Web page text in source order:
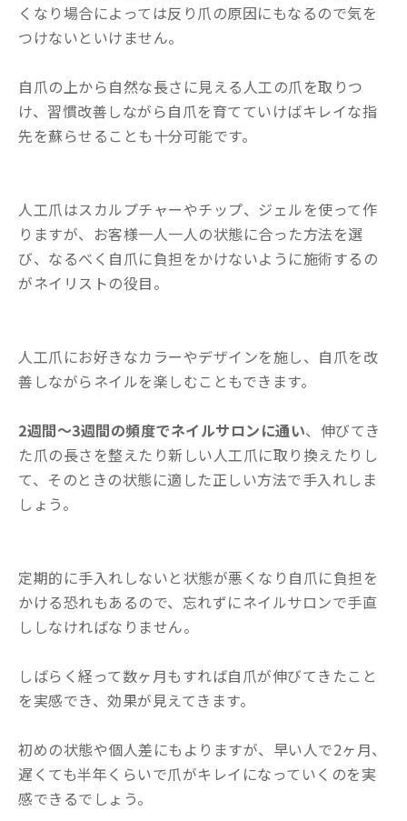
くなり場合によっては反り爪の原因にもなるので気を
つけないといけません。
自爪の上から自然な長さに見える人工の爪を取りつ
け、習慣改善しながら自爪を育てていけばキレイな指
先を蘇らせることも十分可能です。
人工爪はスカルプチャーやチップ、ジェルを使って作
りますが、お客様一人一人の状態に合った方法を選
び、なるべく自爪に負担をかけないように施術するの
がネイリストの役目。
人工爪にお好きなカラーやデザインを施し、自爪を改
善しながらネイルを楽しむこともできます。
2週間～3週間の頻度でネイルサロンに通い、伸びてき
た爪の長さを整えたり新しい人工爪に取り換えたりし
て、そのときの状態に適した正しい方法で手入れしま
しょう。
定期的に手入れしないと状態が悪くなり自爪に負担を
かける恐れもあるので、忘れずにネイルサロンで手直
ししなければなりません。
しばらく経って数ヶ月もすれば自爪が伸びてきたこと
を実感でき、効果が見えてきます。
初めの状態や個人差にもよりますが、早い人で2ヶ月、
遅くても半年くらいで爪がキレイになっていくのを実
感できるでしょう。